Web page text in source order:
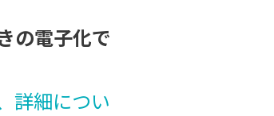
の電子化で
詳細につい